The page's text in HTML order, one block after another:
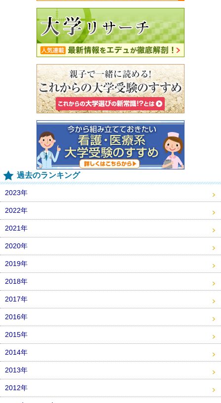
過去のランキング
2023年
2022年
2021年
2020年
2019年
2018年
2017年
2016年
2015年
2014年
2013年
2012年